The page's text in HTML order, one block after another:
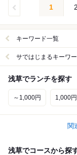
1 2
キーワード一覧
サではじまるキーワ
浅草でランチを探す
～1,000円 1,000
関
浅草でコースから探